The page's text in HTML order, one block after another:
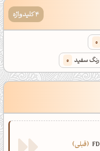
4 کلیدواژه
0
رنگ سفید 0
قبلی